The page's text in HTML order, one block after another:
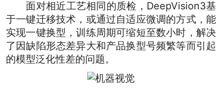
面对相近工艺相同的质检，DeepVision3基
于一键迁移技术，或通过自适应微调的方式，能
实现一键换型，训练周期可缩短至数小时，解决
了因缺陷形态差异大和产品换型号频繁等而引起
的模型泛化性差的问题。